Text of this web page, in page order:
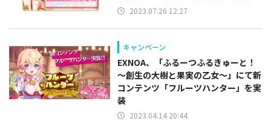
2023.07.26 12:27
キャンペーン
EXNOA、「ふるーつふるきゅーと！
～創生の大樹と果実の乙女～」にて新
コンテンツ「フルーツハンター」を実
装
2023.04.14 20:44